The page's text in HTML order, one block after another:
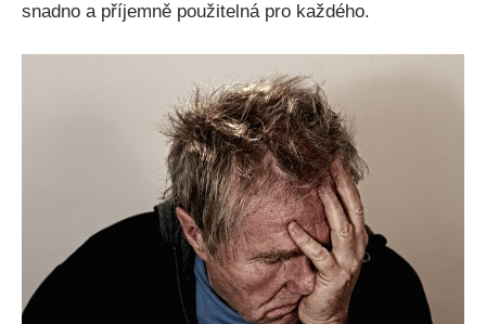
snadno a příjemně použitelná pro každého.